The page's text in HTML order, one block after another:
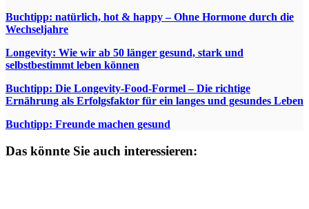
Buchtipp: natürlich, hot & happy – Ohne Hormone durch die
Wechseljahre
Longevity: Wie wir ab 50 länger gesund, stark und
selbstbestimmt leben können
Buchtipp: Die Longevity-Food-Formel – Die richtige
Ernährung als Erfolgsfaktor für ein langes und gesundes Leben
Buchtipp: Freunde machen gesund
Das könnte Sie auch interessieren: